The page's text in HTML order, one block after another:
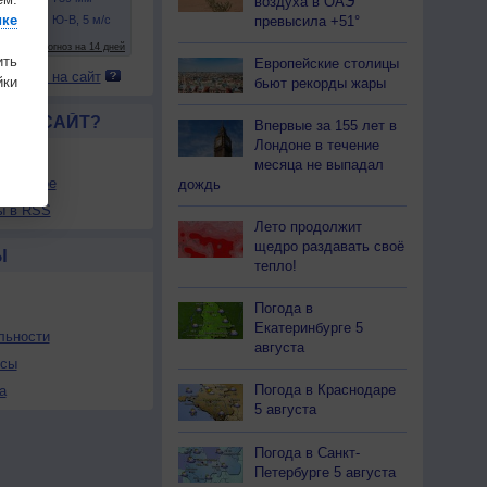
на сайт
САЙТ?
в RSS
превысила +51°
Европейские столицы
бьют рекорды жары
Впервые за 155 лет в
Лондоне в течение
месяца не выпадал
дождь
Лето продолжит
щедро раздавать своё
тепло!
Погода в
Екатеринбурге 5
августа
Погода в Краснодаре
5 августа
Погода в Санкт-
Петербурге 5 августа